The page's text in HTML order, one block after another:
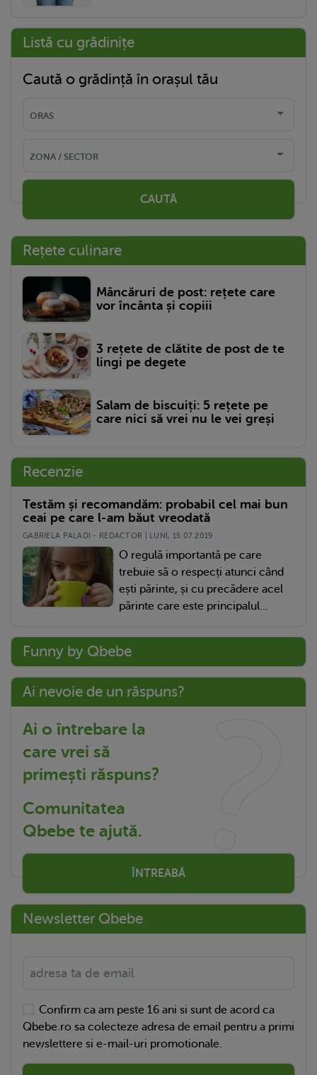
Listă cu grădinițe
Caută o grădință în orașul tău
CAUTĂ
Rețete culinare
Mâncăruri de post: rețete care
vor încânta și copiii
3 rețete de clătite de post de te
lingi pe degete
Salam de biscuiți: 5 rețete pe
care nici să vrei nu le vei greși
Recenzie
Testăm și recomandăm: probabil cel mai bun
ceai pe care l-am băut vreodată
GABRIELA PALADI - REDACTOR | LUNI, 15.07.2019
O regulă importantă pe care
trebuie să o respecți atunci când
ești părinte, și cu precădere acel
părinte care este principalul...
Funny by Qbebe
Ai nevoie de un răspuns?
Ai o întrebare la
care vrei să
primești răspuns?
Comunitatea
Qbebe te ajută.
ÎNTREABĂ
Newsletter Qbebe
Confirm ca am peste 16 ani si sunt de acord ca
Qbebe.ro sa colecteze adresa de email pentru a primi
newslettere si e-mail-uri promotionale.